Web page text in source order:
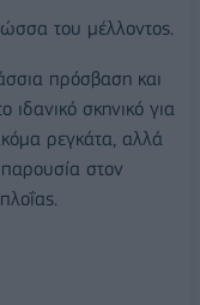
του μέλλοντος.
πρόσβαση και
ιδανικό σκηνικό για
ρεγκάτα, αλλά
στον